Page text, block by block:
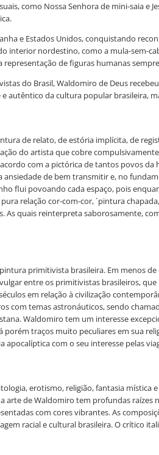
como Nossa Senhora de mini-saia e
e Estados Unidos, conquistando
nordestino, como a mula-sem-
de figuras humanas
do Brasil, Waldomiro de Deus
autêntico da cultura popular brasileira,
de relato, de estória implícita, de
do artista que cobre
com a pictórica de tantos povos
de bem transmitir e, no
flui povoando cada espaço, pois
relação cor-com-cor, ´pintura
As quais reinterpreta saborosamente,
primitivista brasileira. Em menos
entre os primitivistas brasileiros,
em relação à civilização
com temas astronáuticos, sendo
Waldomiro tem um interesse
traços muito peculiares em sua
com o seu interesse pelas
erotismo, religião, fantasia
de Waldomiro tem profundas
com cores vibrantes. As
racial e cultural brasileira. O crítico